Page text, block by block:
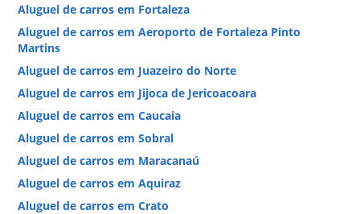
Aluguel de carros em Fortaleza
Aluguel de carros em Aeroporto de Fortaleza Pinto
Martins
Aluguel de carros em Juazeiro do Norte
Aluguel de carros em Jijoca de Jericoacoara
Aluguel de carros em Caucaia
Aluguel de carros em Sobral
Aluguel de carros em Maracanaú
Aluguel de carros em Aquiraz
Aluguel de carros em Crato